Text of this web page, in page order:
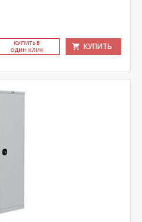
КУ­ПИТЬ В
ОДИН КЛИК
КУПИТЬ